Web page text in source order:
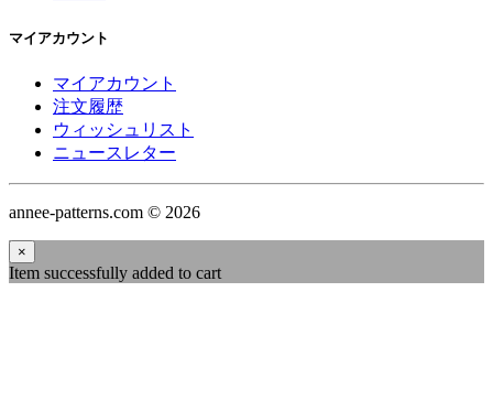
マイアカウント
マイアカウント
注文履歴
ウィッシュリスト
ニュースレター
annee-patterns.com © 2026
×
Item successfully added to cart